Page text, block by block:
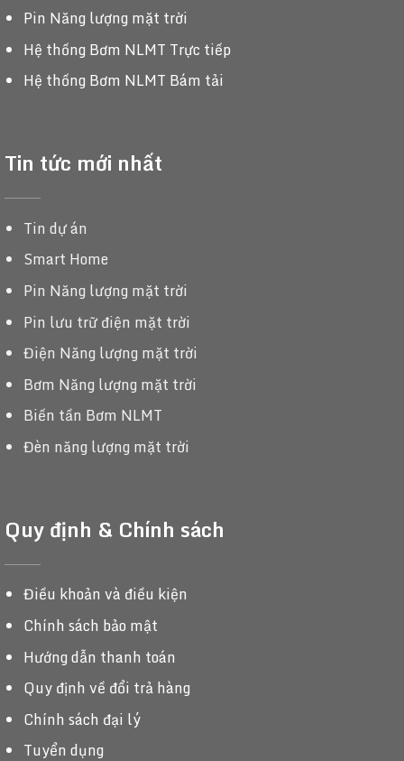
Pin Năng lượng mặt trời
Hệ thống Bơm NLMT Trực tiếp
Hệ thống Bơm NLMT Bám tải
Tin tức mới nhất
Tin dự án
Smart Home
Pin Năng lượng mặt trời
Pin lưu trữ điện mặt trời
Điện Năng lượng mặt trời
Bơm Năng lượng mặt trời
Biến tần Bơm NLMT
Đèn năng lượng mặt trời
Quy định & Chính sách
Điều khoản và điều kiện
Chính sách bảo mật
Hướng dẫn thanh toán
Quy định về đổi trả hàng
Chính sách đại lý
Tuyển dụng